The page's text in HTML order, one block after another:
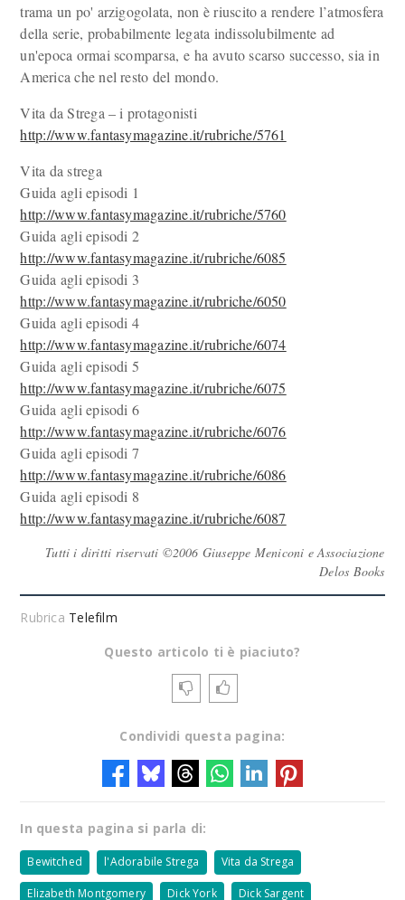
trama un po' arzigogolata, non è riuscito a rendere l’atmosfera
della serie, probabilmente legata indissolubilmente ad
un'epoca ormai scomparsa, e ha avuto scarso successo, sia in
America che nel resto del mondo.
Vita da Strega – i protagonisti
http://www.fantasymagazine.it/rubriche/5761
Vita da strega
Guida agli episodi 1
http://www.fantasymagazine.it/rubriche/5760
Guida agli episodi 2
http://www.fantasymagazine.it/rubriche/6085
Guida agli episodi 3
http://www.fantasymagazine.it/rubriche/6050
Guida agli episodi 4
http://www.fantasymagazine.it/rubriche/6074
Guida agli episodi 5
http://www.fantasymagazine.it/rubriche/6075
Guida agli episodi 6
http://www.fantasymagazine.it/rubriche/6076
Guida agli episodi 7
http://www.fantasymagazine.it/rubriche/6086
Guida agli episodi 8
http://www.fantasymagazine.it/rubriche/6087
Tutti i diritti riservati ©2006 Giuseppe Meniconi e Associazione
Delos Books
Rubrica Telefilm
Questo articolo ti è piaciuto?
Condividi questa pagina:
In questa pagina si parla di:
Bewitched l'Adorabile Strega Vita da Strega
Elizabeth Montgomery Dick York Dick Sargent